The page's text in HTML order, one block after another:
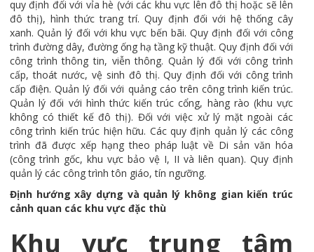
quy định đối với vỉa hè (với các khu vực lên đô thị hoặc sẽ lên
đô thị), hình thức trang trí. Quy định đối với hệ thống cây
xanh. Quản lý đối với khu vực bến bãi. Quy định đối với công
trình đường dây, đường ống hạ tầng kỹ thuật. Quy định đối với
công trình thông tin, viễn thông. Quản lý đối với công trình
cấp, thoát nước, vệ sinh đô thị. Quy định đối với công trình
cấp điện. Quản lý đối với quảng cáo trên công trình kiến trúc.
Quản lý đối với hình thức kiến trúc cổng, hàng rào (khu vực
không có thiết kế đô thị). Đối với việc xử lý mặt ngoài các
công trình kiến trúc hiện hữu. Các quy định quản lý các công
trình đã được xếp hạng theo pháp luật về Di sản văn hóa
(công trình gốc, khu vực bảo vệ I, II và liên quan). Quy định
quản lý các công trình tôn giáo, tín ngưỡng.
Định hướng xây dựng và quản lý không gian kiến trúc
cảnh quan các khu vực đặc thù
Khu vực trung tâm